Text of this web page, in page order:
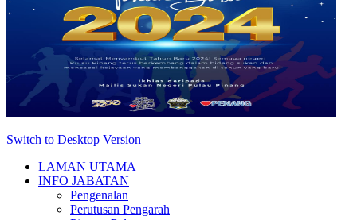
Switch to Desktop Version
LAMAN UTAMA
INFO JABATAN
Pengenalan
Perutusan Pengarah